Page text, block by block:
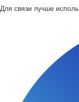
Для связи лучше